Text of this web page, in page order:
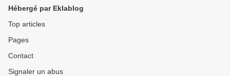
Hébergé par Eklablog
Top articles
Pages
Contact
Signaler un abus